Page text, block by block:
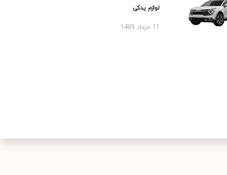
لوازم یدکی